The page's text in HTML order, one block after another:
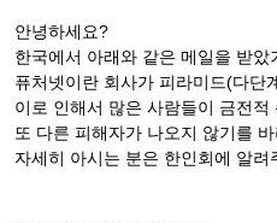
안녕하세요?
한국에서 아래와 같은 메일을 받았
퓨처넷이란 회사가 피라미드(다단
이로 인해서 많은 사람들이 금전적
또 다른 피해자가 나오지 않기를
자세히 아시는 분은 한인회에 알려